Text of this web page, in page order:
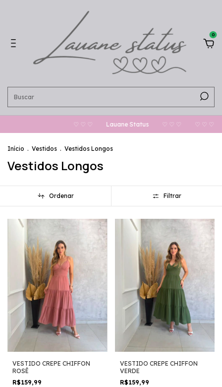
0
Lauane Status ♡ ♡ ♡ ♡ ♡ ♡ Lauane
Início . Vestidos . Vestidos Longos
Vestidos Longos
Ordenar Filtrar
VESTIDO CREPE CHIFFON
ROSÊ
R$159,99
VESTIDO CREPE CHIFFON
VERDE
R$159,99